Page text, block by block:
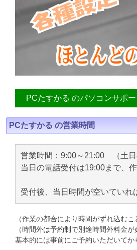
PCたすかる のパソコンサポー
PCたすかる の営業時間
営業時間：9:00～21:00 （土日
当日の電話受付は19:00まで、
受付後、当日時間が空いていれ
（作業の都合により時間がずれ込むこ
（時間外は予約制で別途時間外料金
基本的には事前にご予約いただいてか